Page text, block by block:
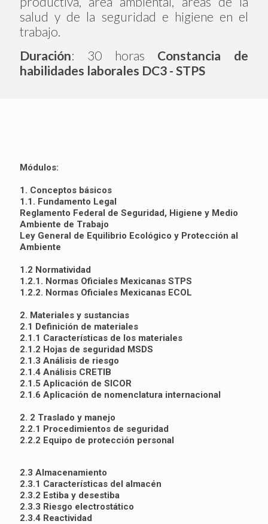
salud y de la seguridad e higiene en el
trabajo.
Duración: 30 horas Constancia de
habilidades laborales DC3 - STPS
Módulos:
1. Conceptos básicos
1.1. Fundamento Legal
Reglamento Federal de Seguridad, Higiene y Medio
Ambiente de Trabajo
Ley General de Equilibrio Ecológico y Protección al
Ambiente
1.2 Normatividad
1.2.1. Normas Oficiales Mexicanas STPS
1.2.2. Normas Oficiales Mexicanas ECOL
2. Materiales y sustancias
2.1 Definición de materiales
2.1.1 Características de los materiales
2.1.2 Hojas de seguridad MSDS
2.1.3 Análisis de riesgo
2.1.4 Análisis CRETIB
2.1.5 Aplicación de SICOR
2.1.6 Aplicación de nomenclatura internacional
2. 2 Traslado y manejo
2.2.1 Procedimientos de seguridad
2.2.2 Equipo de protección personal
2.3 Almacenamiento
2.3.1 Características del almacén
2.3.2 Estiba y desestiba
2.3.3 Riesgo electrostático
2.3.4 Reactividad